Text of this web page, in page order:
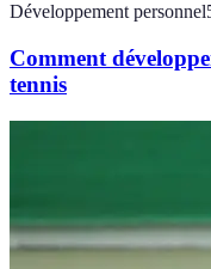
Développement personnel
Comment
tennis